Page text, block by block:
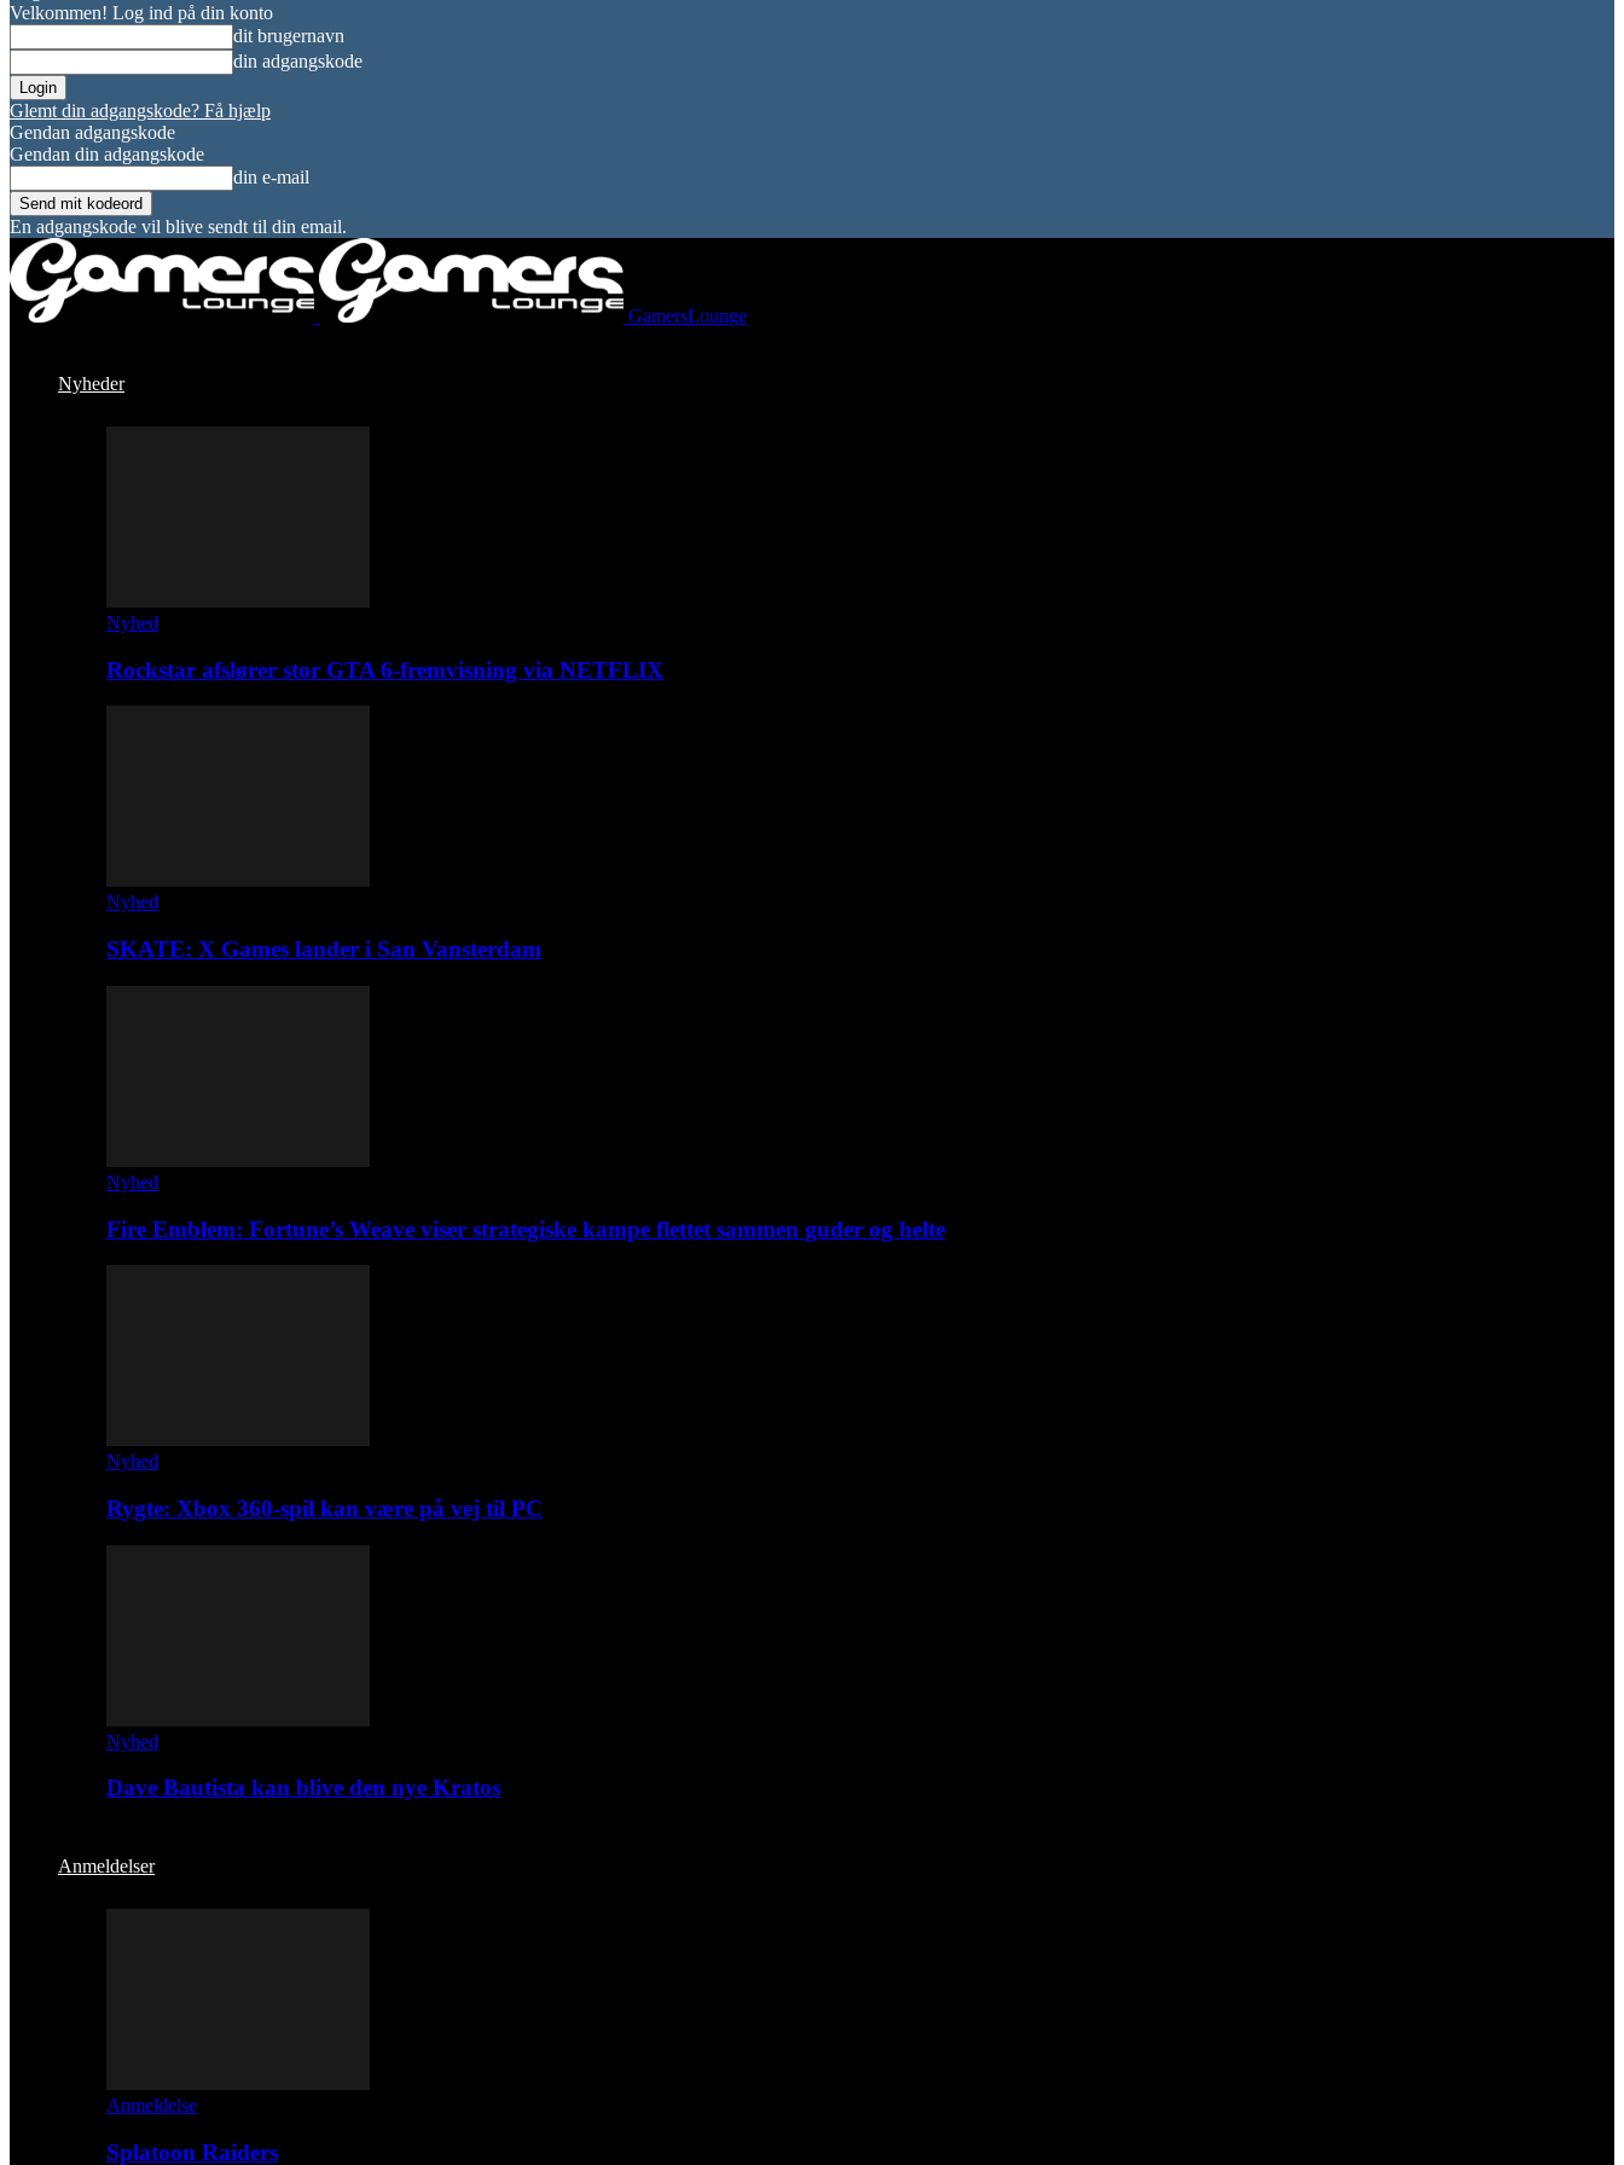
Velkommen! Log ind på din konto
dit brugernavn
din adgangskode
Glemt din adgangskode? Få hjælp
Gendan adgangskode
Gendan din adgangskode
din e-mail
En adgangskode vil blive sendt til din email.
GamersLounge
Nyheder
Nyhed
Rockstar afslører stor GTA 6-fremvisning via NETFLIX
Nyhed
SKATE: X Games lander i San Vansterdam
Nyhed
Fire Emblem: Fortune’s Weave viser strategiske kampe flettet sammen guder og helte
Nyhed
Rygte: Xbox 360-spil kan være på vej til PC
Nyhed
Dave Bautista kan blive den nye Kratos
Anmeldelser
Anmeldelse
Splatoon Raiders